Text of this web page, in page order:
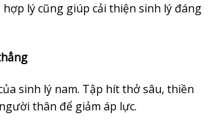
lý cũng giúp cải thiện sinh lý đáng
sinh lý nam. Tập hít thở sâu, thiền
thân để giảm áp lực.